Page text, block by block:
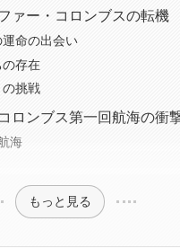
ァー・コロンブスの転機
命の出会い
存在
挑戦
ロンブス第一回航海の衝
海
もっと見る